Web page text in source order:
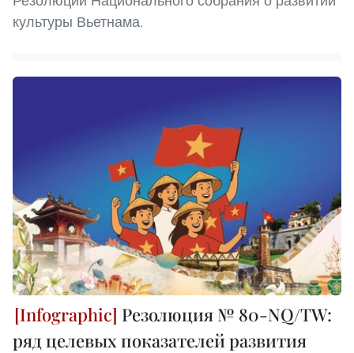
культуры Вьетнама.
Резолюция № 80-NQ/TW:
ряд целевых показателей развития